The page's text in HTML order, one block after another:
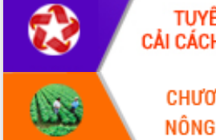
Kết nối tour, đẩy mạnh chuyển đổi số
để phát triển du lịch Đắk Lắk
Khởi động Dự án Đầu tư xây dựng hạ
tầng kỹ thuật Cụm công nghiệp Tân
Tiến
Gặp mặt các cơ quan báo chí nhân Kỷ
niệm 101 năm Ngày Báo chí Cách
mạng Việt Nam